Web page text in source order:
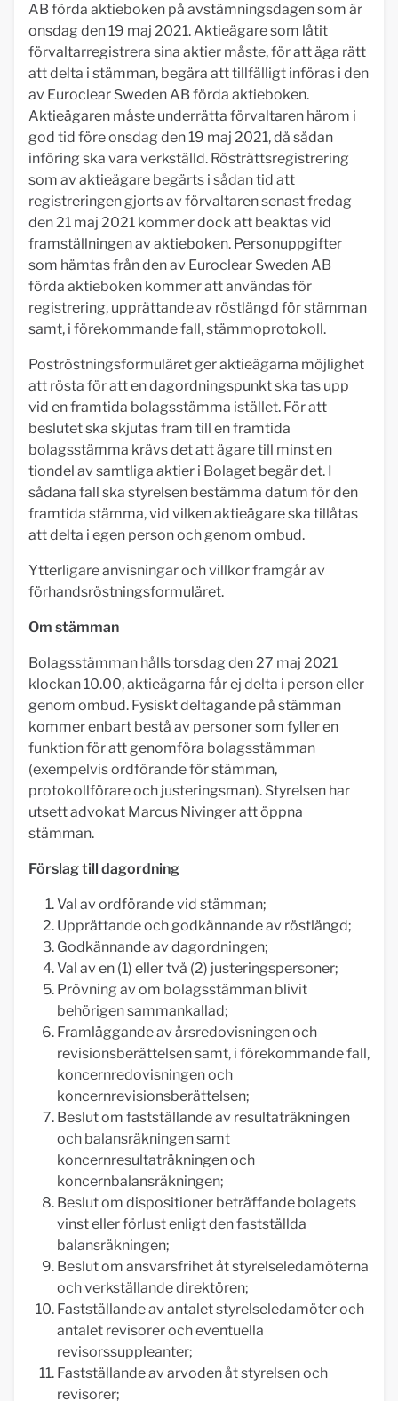
AB förda aktieboken på avstämningsdagen som är
onsdag den 19 maj 2021. Aktieägare som låtit
förvaltarregistrera sina aktier måste, för att äga rätt
att delta i stämman, begära att tillfälligt införas i den
av Euroclear Sweden AB förda aktieboken.
Aktieägaren måste underrätta förvaltaren härom i
god tid före onsdag den 19 maj 2021, då sådan
införing ska vara verkställd. Rösträttsregistrering
som av aktieägare begärts i sådan tid att
registreringen gjorts av förvaltaren senast fredag
den 21 maj 2021 kommer dock att beaktas vid
framställningen av aktieboken. Personuppgifter
som hämtas från den av Euroclear Sweden AB
förda aktieboken kommer att användas för
registrering, upprättande av röstlängd för stämman
samt, i förekommande fall, stämmoprotokoll.
Poströstningsformuläret ger aktieägarna möjlighet
att rösta för att en dagordningspunkt ska tas upp
vid en framtida bolagsstämma istället. För att
beslutet ska skjutas fram till en framtida
bolagsstämma krävs det att ägare till minst en
tiondel av samtliga aktier i Bolaget begär det. I
sådana fall ska styrelsen bestämma datum för den
framtida stämma, vid vilken aktieägare ska tillåtas
att delta i egen person och genom ombud.
Ytterligare anvisningar och villkor framgår av
förhandsröstningsformuläret.
Om stämman
Bolagsstämman hålls torsdag den 27 maj 2021
klockan 10.00, aktieägarna får ej delta i person eller
genom ombud. Fysiskt deltagande på stämman
kommer enbart bestå av personer som fyller en
funktion för att genomföra bolagsstämman
(exempelvis ordförande för stämman,
protokollförare och justeringsman). Styrelsen har
utsett advokat Marcus Nivinger att öppna
stämman.
Förslag till dagordning
Val av ordförande vid stämman;
Upprättande och godkännande av röstlängd;
Godkännande av dagordningen;
Val av en (1) eller två (2) justeringspersoner;
Prövning av om bolagsstämman blivit
behörigen sammankallad;
Framläggande av årsredovisningen och
revisionsberättelsen samt, i förekommande fall,
koncernredovisningen och
koncernrevisionsberättelsen;
Beslut om fastställande av resultaträkningen
och balansräkningen samt
koncernresultaträkningen och
koncernbalansräkningen;
Beslut om dispositioner beträffande bolagets
vinst eller förlust enligt den fastställda
balansräkningen;
Beslut om ansvarsfrihet åt styrelseledamöterna
och verkställande direktören;
Fastställande av antalet styrelseledamöter och
antalet revisorer och eventuella
revisorssuppleanter;
Fastställande av arvoden åt styrelsen och
revisorer;